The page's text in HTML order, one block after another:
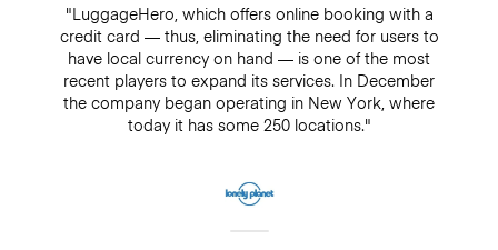
"LuggageHero, which offers online booking with a
credit card — thus, eliminating the need for users to
have local currency on hand — is one of the most
recent players to expand its services. In December
the company began operating in New York, where
today it has some 250 locations."